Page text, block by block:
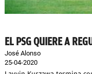
EL PSG QUIERE A
José Alonso
25-04-2020